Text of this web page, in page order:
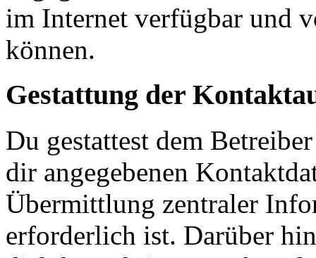
im Internet verfügbar und
können.
Gestattung der
Du gestattest dem
dir angegebenen
Übermittlung zentraler
erforderlich ist. Darüber